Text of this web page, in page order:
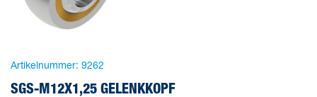
Artikelnummer: 9262
SGS-M12X1,25 GELENKKOPF